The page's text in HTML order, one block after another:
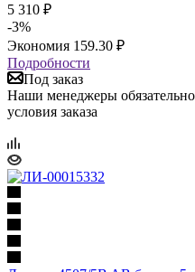
5 310 ₽
-3%
Экономия 159.30 ₽
Подробности
Под заказ
Наши менеджеры
условия заказа